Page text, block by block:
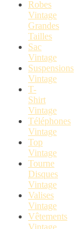
Robes
Vintage
Grandes
Tailles
Sac
Vintage
Suspensions
Vintage
T-
Shirt
Vintage
Téléphones
Vintage
Top
Vintage
Tourne
Disques
Vintage
Valises
Vintage
Vêtements